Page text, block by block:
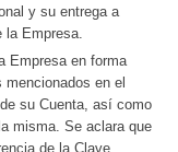
y su entrega a
la Empresa.
Empresa en forma
en el
su Cuenta, así como
misma. Se aclara que
de la Clave